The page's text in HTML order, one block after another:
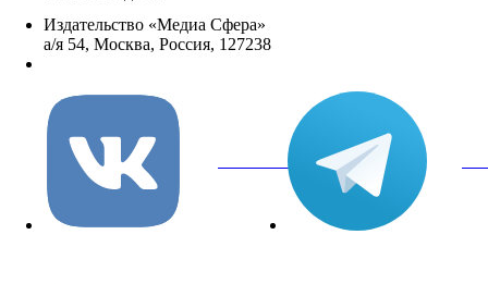
Издательство «Медиа Сфера»
а/я 54, Москва, Россия, 127238
вКонтакте